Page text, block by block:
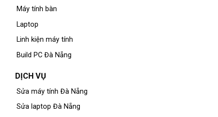
Máy tính bàn
Laptop
Linh kiện máy tính
Build PC Đà Nẵng
DỊCH VỤ
Sửa máy tính Đà Nẵng
Sửa laptop Đà Nẵng